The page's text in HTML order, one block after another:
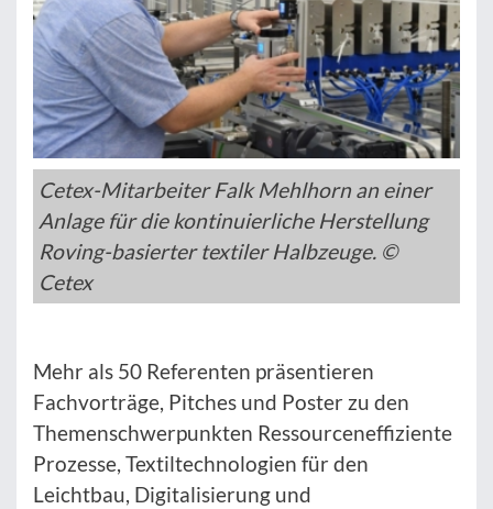
Cetex-Mitarbeiter Falk Mehlhorn an einer
Anlage für die kontinuierliche Herstellung
Roving-basierter textiler Halbzeuge. ©
Cetex
Mehr als 50 Referenten präsentieren
Fachvorträge, Pitches und Poster zu den
Themenschwerpunkten Ressourceneffiziente
Prozesse, Textiltechnologien für den
Leichtbau, Digitalisierung und